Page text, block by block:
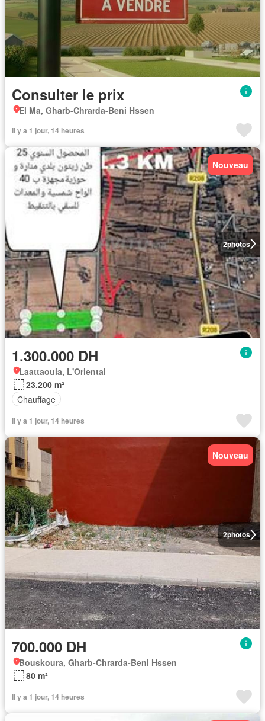
Consulter le prix
El Ma, Gharb-Chrarda-Beni Hssen
Il y a 1 jour, 14 heures
2photos
Nouveau
1.300.000 DH
Laattaouia, L'Oriental
23.200 m²
Chauffage
Il y a 1 jour, 14 heures
2photos
Nouveau
700.000 DH
Bouskoura, Gharb-Chrarda-Beni Hssen
80 m²
Il y a 1 jour, 14 heures